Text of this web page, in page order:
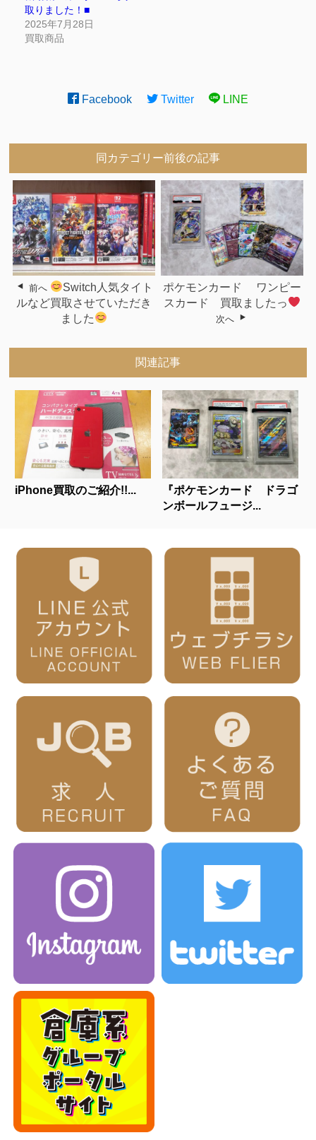
取りました！■
2025年7月28日
買取商品
Facebook Twitter LINE
同カテゴリー前後の記事
前へ
Switch人気タイト
ルなど買取させていただき
ました
ポケモンカード ワンピー
スカード 買取ましたっ
次へ
関連記事
iPhone買取のご紹介!!...
『ポケモンカード ドラゴ
ンボールフュージ...